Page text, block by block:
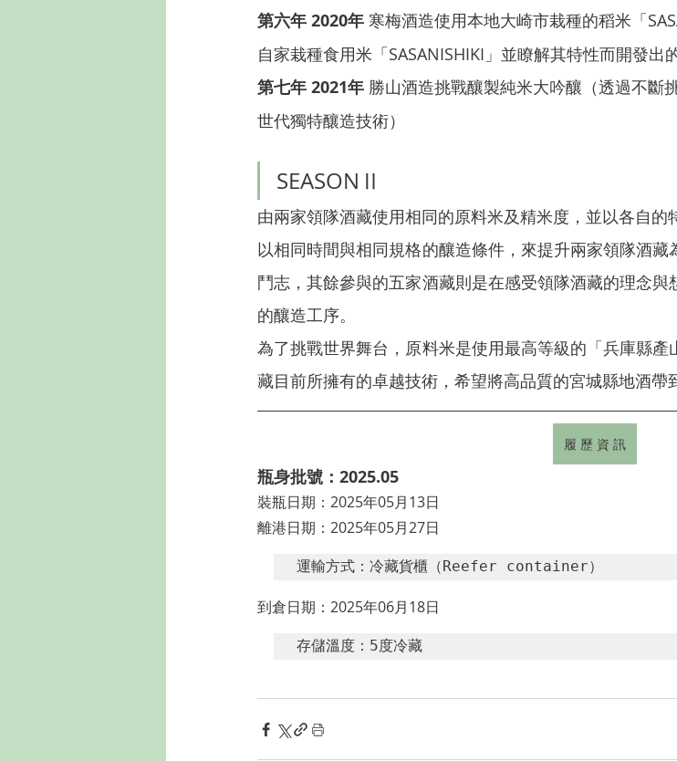
第六年 2020年 寒梅酒造使用本地大崎市栽種的稻米「
自家栽種食用米「SASANISHIKI」並瞭解其特性而開發出
第七年 2021年 勝山酒造挑戰釀製純米大吟釀（透過不斷
世代獨特釀造技術）
SEASONⅡ
由兩家領隊酒藏使用相同的原料米及精米度，並以各自的
以相同時間與相同規格的釀造條件，來提升兩家領隊酒
鬥志，其餘參與的五家酒藏則是在感受領隊酒藏的理念
的釀造工序。
為了挑戰世界舞台，原料米是使用最高等級的「兵庫縣
藏目前所擁有的卓越技術，希望將高品質的宮城縣地酒帶
履 歷 資 訊
瓶身批號：2025.05
裝瓶日期：2025年05月13日
離港日期：2025年05月27日
運輸方式：冷藏貨櫃（Reefer container）
到倉日期：2025年06月18日
存儲溫度：5度冷藏